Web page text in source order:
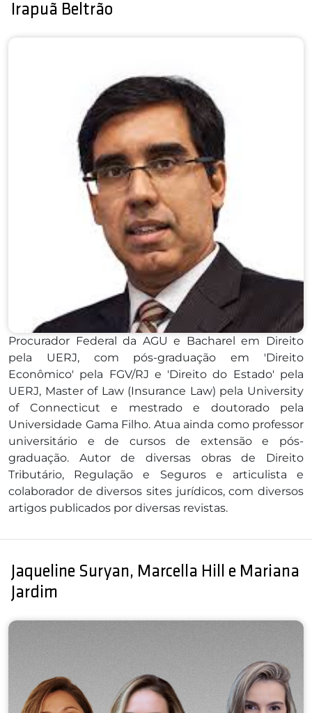
Irapuã Beltrão
Procurador Federal da AGU e Bacharel em Direito
pela UERJ, com pós-graduação em 'Direito
Econômico' pela FGV/RJ e 'Direito do Estado' pela
UERJ, Master of Law (Insurance Law) pela University
of Connecticut e mestrado e doutorado pela
Universidade Gama Filho. Atua ainda como professor
universitário e de cursos de extensão e pós-
graduação. Autor de diversas obras de Direito
Tributário, Regulação e Seguros e articulista e
colaborador de diversos sites jurídicos, com diversos
artigos publicados por diversas revistas.
Jaqueline Suryan, Marcella Hill e Mariana
Jardim